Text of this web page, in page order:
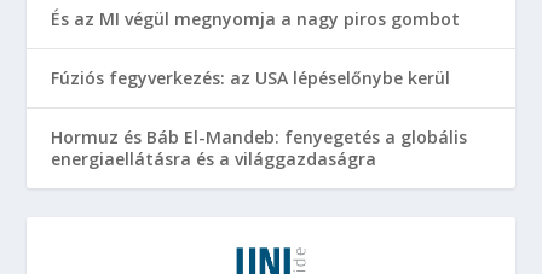
És az MI végül megnyomja a nagy piros gombot
Fúziós fegyverkezés: az USA lépéselőnybe kerül
Hormuz és Báb El-Mandeb: fenyegetés a globális
energiaellátásra és a világgazdaságra